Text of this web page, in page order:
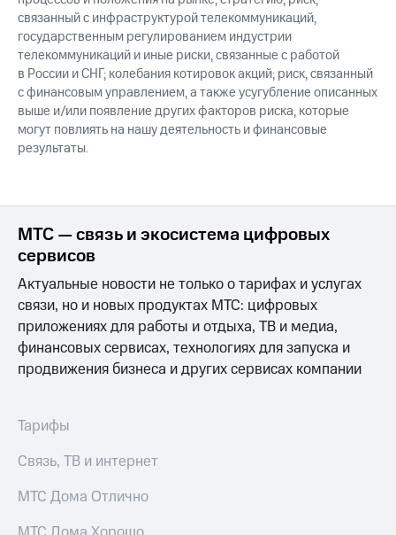
связанный с инфраструктурой телекоммуникаций,
государственным регулированием индустрии
телекоммуникаций и иные риски, связанные с работой
в России и СНГ; колебания котировок акций; риск, связанный
с финансовым управлением, а также усугубление описанных
выше и/или появление других факторов риска, которые
могут повлиять на нашу деятельность и финансовые
результаты.
МТС — связь и экосистема цифровых
сервисов
Актуальные новости не только о тарифах и услугах
связи, но и новых продуктах МТС: цифровых
приложениях для работы и отдыха, ТВ и медиа,
финансовых сервисах, технологиях для запуска и
продвижения бизнеса и других сервисах компании
Тарифы
Связь, ТВ и интернет
МТС Дома Отлично